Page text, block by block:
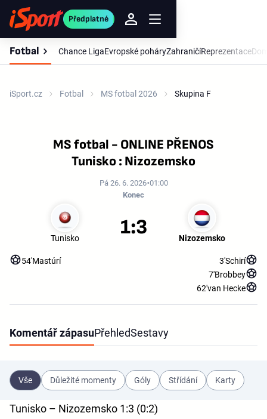
Předplatné
Fotbal Chance LigaEvropské poháryZahraničíReprezentace
iSport.cz Fotbal MS fotbal 2026 Skupina F
MS fotbal - ONLINE PŘENOS
Tunisko : Nizozemsko
Pá 26. 6. 2026 01:00
Konec
Tunisko Nizozemsko
1:3
54'Mastúrí 3'Schirí
7'Brobbey
62'van Hecke
Komentář zápasuPřehledSestavy
Vše Důležité momenty Góly Střídání Karty
Tunisko – Nizozemsko 1:3 (0:2)